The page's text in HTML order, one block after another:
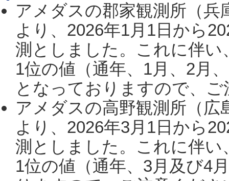
アメダスの郡家観測所（
より、2026年1月1日から
測としました。これに伴い
1位の値（通年、1月、2月
となっておりますので、
アメダスの高野観測所（
より、2026年3月1日から
測としました。これに伴い
1位の値（通年、3月及び4